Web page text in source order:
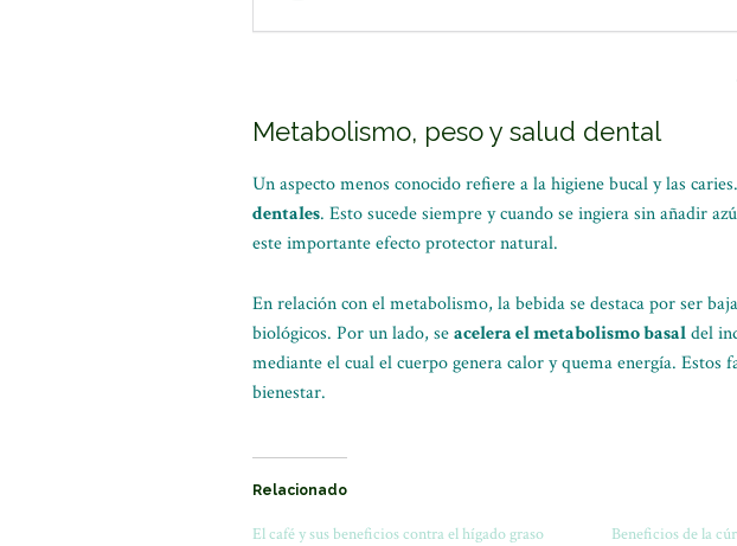
Metabolismo, peso y salud dental
Un aspecto menos conocido refiere a la higiene bucal y las
dentales. Esto sucede siempre y cuando se ingiera sin añadir
este importante efecto protector natural.
En relación con el metabolismo, la bebida se destaca por ser
biológicos. Por un lado, seacelera el metabolismo basaldel
mediante el cual el cuerpo genera calor y quema energía.
bienestar.
Relacionado
El café y sus beneficios contra el hígado graso
Beneficios de la